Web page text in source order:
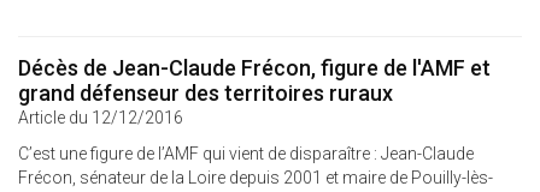
Décès de Jean-Claude Frécon, figure de l'AMF et
grand défenseur des territoires ruraux
Article du 12/12/2016
C’est une figure de l’AMF qui vient de disparaître : Jean-Claude
Frécon, sénateur de la Loire depuis 2001 et maire de Pouilly-lès-